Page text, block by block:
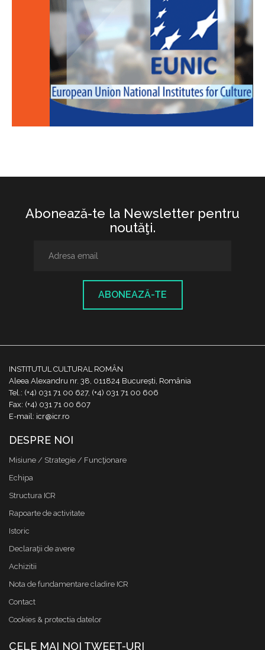
Abonează-te la Newsletter pentru
noutăţi.
ABONEAZĂ-TE
INSTITUTUL CULTURAL ROMÂN
Aleea Alexandru nr. 38, 011824 București, România
Tel.: (+4) 031 71 00 627, (+4) 031 71 00 606
Fax: (+4) 031 71 00 607
E-mail: icr@icr.ro
DESPRE NOI
Misiune / Strategie / Funcţionare
Echipa
Structura ICR
Rapoarte de activitate
Istoric
Declaraţii de avere
Achizitii
Nota de fundamentare cladire ICR
Contact
Cookies & protectia datelor
CELE MAI NOI TWEET-URI